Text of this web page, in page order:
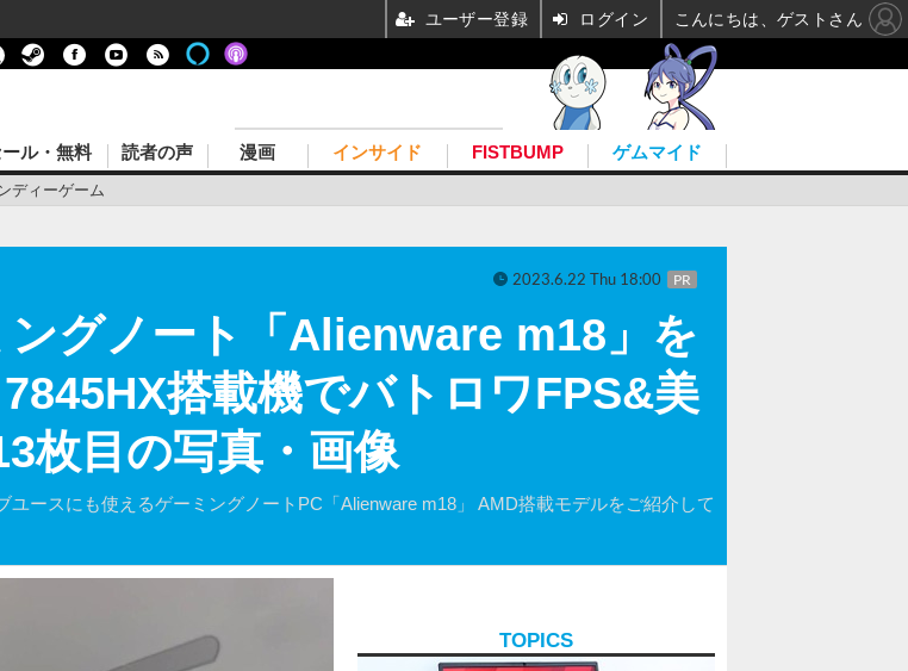
ディーゲーム
ール・無料 読者の声 漫画 インサイド FISTBUMP ゲムマイド
グノート「Alienware m18」を
搭載機でバトロワFPS&美
枚目の写真・画像
ースにも使えるゲーミングノートPC「Alienware m18」 AMD搭載モデルをご紹介して
2023.6.22 Thu 18:00 PR
TOPICS
ユーザー登録 ログイン こんにちは、ゲストさん